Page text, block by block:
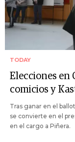
TODAY
Elecciones en
comicios y
Tras ganar en el
se convierte en el
en el cargo a Piñera.